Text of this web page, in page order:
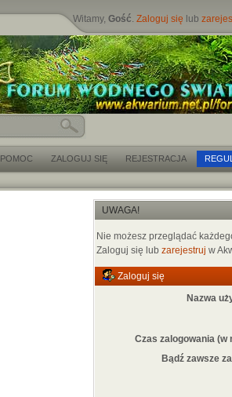
Witamy,Gość.Zaloguj się lub
POMOC ZALOGUJ SIĘ REJESTRACJA
UWAGA!
Nie możesz przeglądać
Zaloguj się lubzarejestruj w
Zaloguj się
Nazwa
Czas zalogowania (w
Bądź zawsze